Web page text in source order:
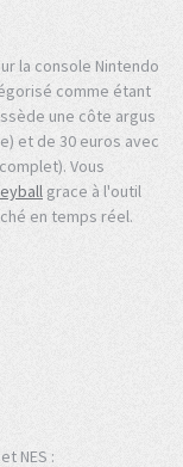
la console Nintendo
comme étant
une côte argus
et de 30 euros avec
Vous
grace à l'outil
en temps réel.
NES :